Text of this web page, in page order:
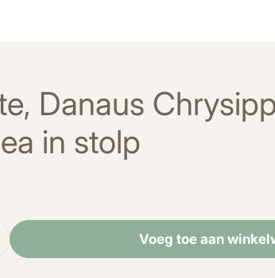
Danaus
in stolp
de hoeveelheid voor Actinote, Danaus
de hoeveelheid voor Actinote,
Voeg toe aan